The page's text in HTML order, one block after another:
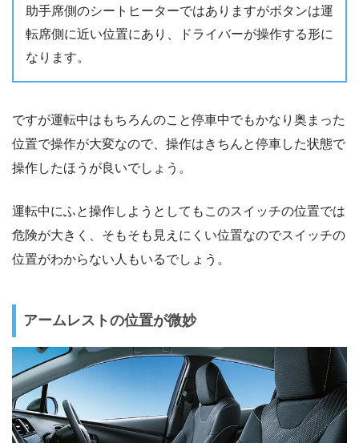
助手席側のシートヒーターではありますがボタンは運
転席側に近い位置にあり、ドライバーが操作する形に
なります。
ですが運転中はもちろんのこと停車中でもかなり奥まった
位置で操作が大変なので、操作はきちんと停車した状態で
操作したほうが良いでしょう。
運転中にふと操作しようとしてもこのスイッチの位置では
危険が大きく、そもそも見えにくい位置なのでスイッチの
位置がわからない人もいるでしょう。
アームレストの位置が微妙